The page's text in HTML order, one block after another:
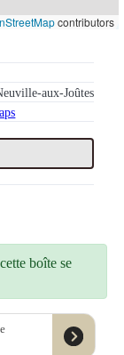
aux-Joûtes
contributors
boîte se